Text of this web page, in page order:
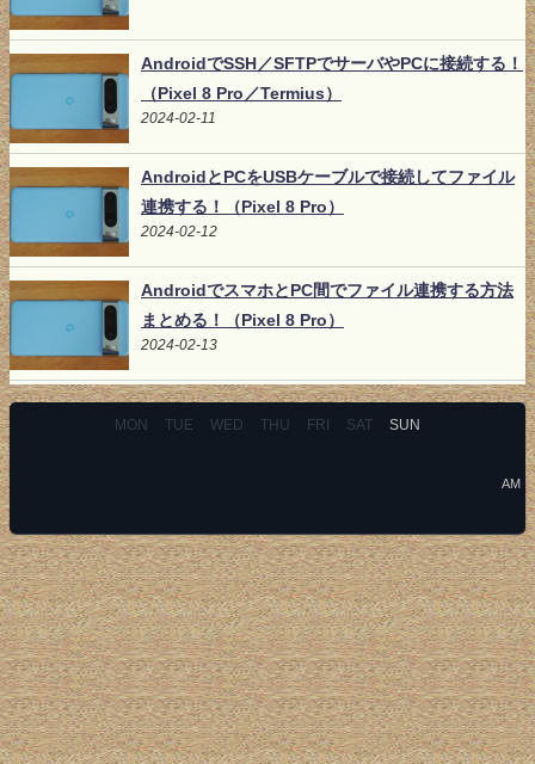
AndroidでSSH／SFTPでサーバやPCに接続する！
（Pixel 8 Pro／Termius）
2024-02-11
AndroidとPCをUSBケーブルで接続してファイル
連携する！（Pixel 8 Pro）
2024-02-12
AndroidでスマホとPC間でファイル連携する方法
まとめる！（Pixel 8 Pro）
2024-02-13
MON TUE WED THU FRI SAT SUN
AM